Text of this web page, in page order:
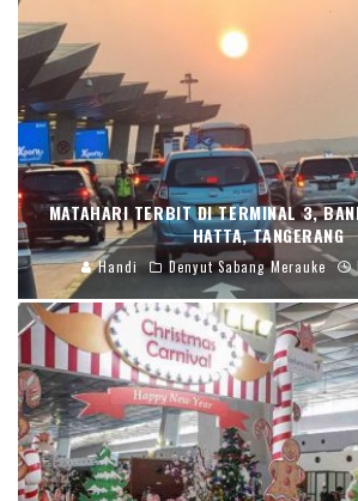
MATAHARI TERBIT DI TERMINAL 3,
HATTA, TANGERANG
Handi Denyut Sabang Merauke